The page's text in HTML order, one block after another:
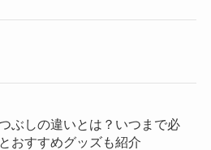
ぶしの違いとは？いつまで必
おすすめグッズも紹介